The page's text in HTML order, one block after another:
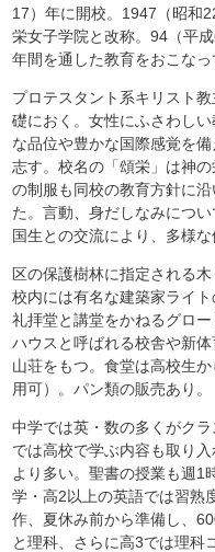
17）年に開校。1947（昭和
栄女子学院と改称。94（平
年間を通した教育をおこなっ
プロテスタント系キリスト
礎におく。女性にふさわし
な品位や豊かな国際感覚を
志す。校名の「頌栄」は神
の制服も同校の教育方針に
た。言動、身だしなみにつ
国生との交流により、多様な
区の保護樹林に指定される
校内には有名な建築家ライ
礼拝堂と講堂をかねるグロ
ハウスと呼ばれる校舎や新
山荘をもつ。食堂は高校生
用可）。パン類の販売あり。
中学では英・数の多くがク
では高校で学ぶ内容も取り
より多い。聖書の授業も週1
学・高2以上の英語では習熟
作、夏休み前から準備し、
と理科、さらに高3では理科